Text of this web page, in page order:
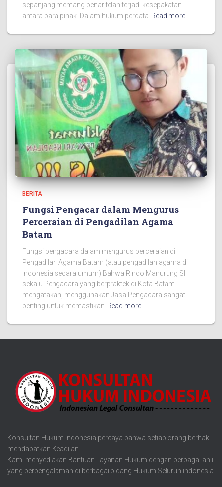
sepanjang memang benar telah terjadi kesepakatan
antara para pihak. Dalam hukum perdata Read more…
BERITA
Fungsi Pengacar dalam Mengurus
Perceraian di Pengadilan Agama
Batam
Fungsi pengacara dalam mengurus perceraian di
Pengadilan Agama Batam (atau pengadilan agama di
Indonesia secara umum) Bahwa Rindo Manurung SH
sekalu Pengacara yang berpraktek di Kota Batam
mengatakan, menggunakan Jasa Pengacara sangat
penting untuk memastikan Read more…
Konsultan Hukum indonesia percaya bahwa setiap orang berhak
mendapatkan Keadilan.
Kami menyediakan Bantuan Layanan Hukum dengan berbagai ahli
yang berpengalaman di berbagai bidang Hukum Seluruh indonesia